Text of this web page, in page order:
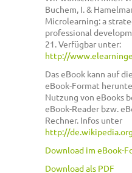
Buchem, I. &
Microlearning: a
professional
21. Verfügbar unter:
http://
Das eBook kann auf
eBook-Format
Nutzung von eBooks
eBook-Reader bzw.
Rechner. Infos unter
http://
Download im eBook-
Download als PDF